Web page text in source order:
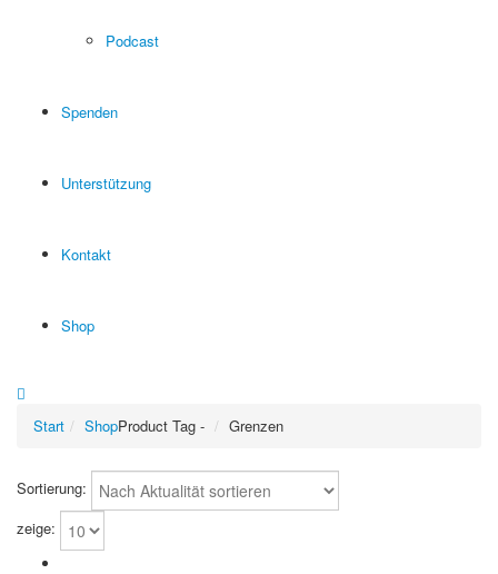
Podcast
Spenden
Unterstützung
Kontakt
Shop
Start ShopProduct Tag - Grenzen
Sortierung:
zeige: